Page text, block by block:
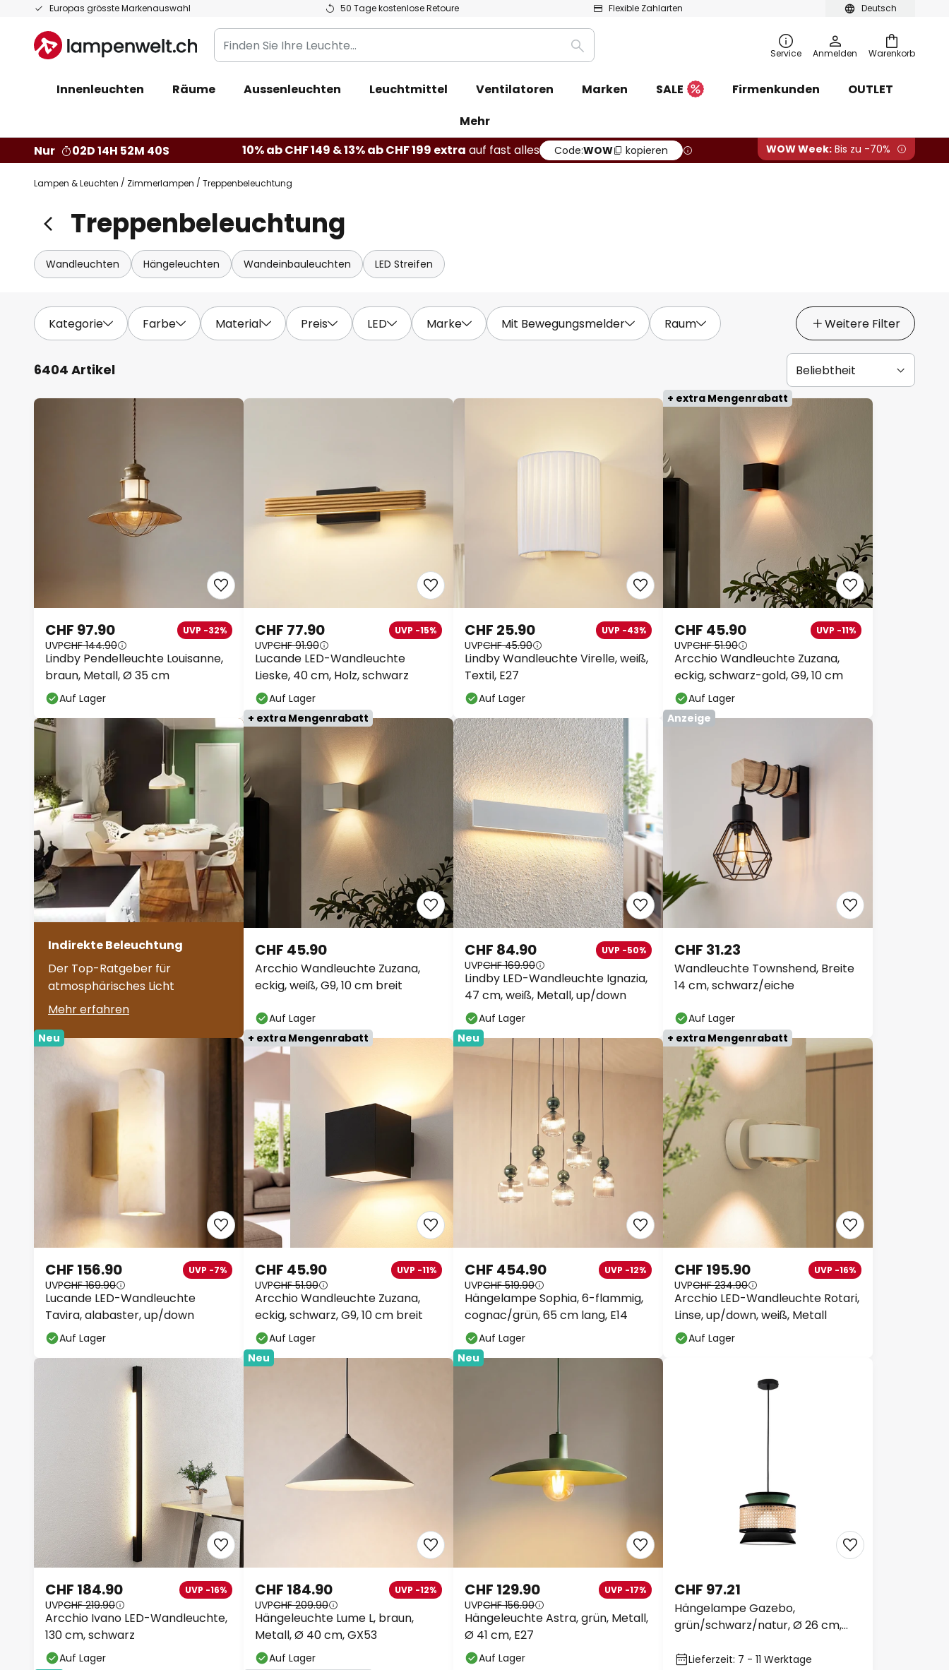
Deutsch
Europas grösste Markenauswahl 50 Tage kostenlose Retoure Flexible Zahlarten
Zum
springen
Warenkorb
Finden
Sie
Leuchte...
Suche Service Anmelden
Innenleuchten Räume Aussenleuchten Leuchtmittel Ventilatoren Marken SALE Firmenkunden
OUTLET
Mehr
Nur
02D 14H 52M 38S 10% ab CHF 149 & 13% ab CHF 199 extra auf fast alles Code:WOW kopieren WOW Week: Bis zu -70%
Lampen & Leuchten Zimmerlampen Treppenbeleuchtung
Treppenbeleuchtung
Wandleuchten Hängeleuchten Wandeinbauleuchten LED Streifen
Kategorie Farbe Material Preis LED Marke Mit Bewegungsmelder Raum Weitere Filter
6404 Artikel
Lindby Pendelleuchte Louisanne,
braun, Metall, Ø 35 cm
CHF 97.90 UVP -32%
UVPCHF 144.90
Auf Lager
Lucande LED-Wandleuchte
Lieske, 40 cm, Holz, schwarz
CHF 77.90 UVP -15%
UVPCHF 91.90
Auf Lager
Lindby Wandleuchte Virelle, weiß,
Textil, E27
CHF 25.90 UVP -43%
UVPCHF 45.90
Auf Lager
+ extra Mengenrabatt
Arcchio Wandleuchte Zuzana,
eckig, schwarz-gold, G9, 10 cm
CHF 45.90 UVP -11%
UVPCHF 51.90
Auf Lager
Indirekte Beleuchtung
Der Top-Ratgeber für
atmosphärisches Licht
Mehr erfahren
+ extra Mengenrabatt
Arcchio Wandleuchte Zuzana,
eckig, weiß, G9, 10 cm breit
CHF 45.90
Auf Lager
Lindby LED-Wandleuchte Ignazia,
47 cm, weiß, Metall, up/down
CHF 84.90 UVP -50%
UVPCHF 169.90
Auf Lager
Anzeige
Wandleuchte Townshend, Breite
14 cm, schwarz/eiche
CHF 31.23
Auf Lager
Neu
Lucande LED-Wandleuchte
Tavira, alabaster, up/down
CHF 156.90 UVP -7%
UVPCHF 169.90
Auf Lager
+ extra Mengenrabatt
Arcchio Wandleuchte Zuzana,
eckig, schwarz, G9, 10 cm breit
CHF 45.90 UVP -11%
UVPCHF 51.90
Auf Lager
Neu
Hängelampe Sophia, 6-flammig,
cognac/grün, 65 cm lang, E14
CHF 454.90 UVP -12%
UVPCHF 519.90
Auf Lager
+ extra Mengenrabatt
Arcchio LED-Wandleuchte Rotari,
Linse, up/down, weiß, Metall
CHF 195.90 UVP -16%
UVPCHF 234.90
Auf Lager
Arcchio Ivano LED-Wandleuchte,
130 cm, schwarz
CHF 184.90 UVP -16%
UVPCHF 219.90
Auf Lager
Neu
Hängeleuchte Lume L, braun,
Metall, Ø 40 cm, GX53
CHF 184.90 UVP -12%
UVPCHF 209.90
Auf Lager
Neu
Hängeleuchte Astra, grün, Metall,
Ø 41 cm, E27
CHF 129.90 UVP -17%
UVPCHF 156.90
Auf Lager
Hängelampe Gazebo,
grün/schwarz/natur, Ø 26 cm,
CHF 97.21
Lieferzeit: 7 - 11 Werktage